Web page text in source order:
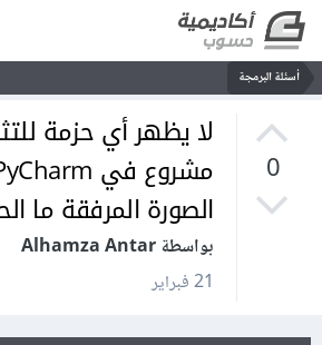
أسئلة البرمجة
0
لا يظهر أي حزمة
الصورة المرفقة ما
بواسطة Alhamza Antar
21 فبراير